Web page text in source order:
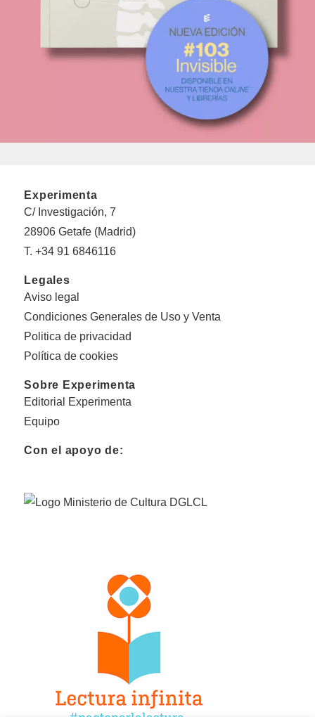
Experimenta
C/ Investigación, 7
28906 Getafe (Madrid)
T. +34 91 6846116
Legales
Aviso legal
Condiciones Generales de Uso y Venta
Politica de privacidad
Política de cookies
Sobre Experimenta
Editorial Experimenta
Equipo
Con el apoyo de: